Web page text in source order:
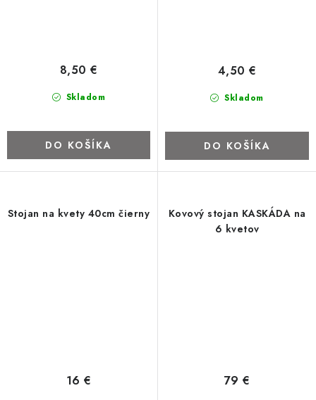
Skladom
8,50 €
DO KOŠÍKA
Skladom
4,50 €
DO KOŠÍKA
Stojan na kvety 40cm čierny
16 €
Kovový stojan KASKÁDA na
6 kvetov
79 €